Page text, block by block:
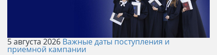
5 августа 2026 Важные даты поступления и
приемной кампании